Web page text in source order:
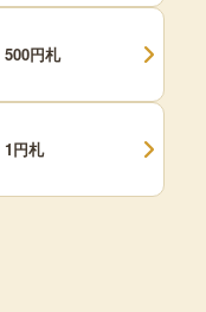
500円札
1円札